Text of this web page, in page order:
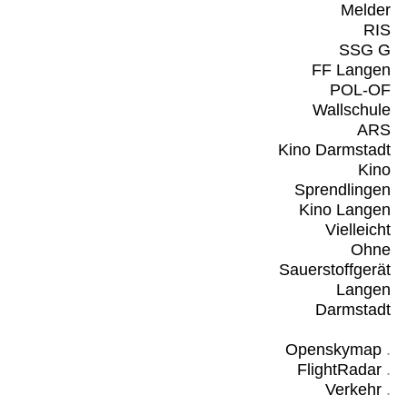
Melder
RIS
SSG G
FF Langen
POL-OF
Wallschule
ARS
Kino Darmstadt
Kino
Sprendlingen
Kino Langen
Vielleicht
Ohne
Sauerstoffgerät
Langen
Darmstadt
Openskymap.
FlightRadar.
Verkehr.